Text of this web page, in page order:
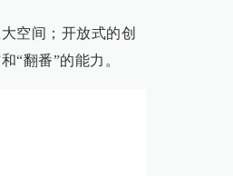
空间；开放式的创
“翻番”的能力。